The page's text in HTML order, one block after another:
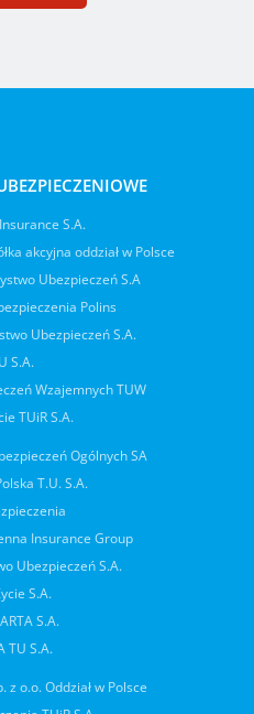
S.A.
akcyjna oddział w Polsce
Ubezpieczeń S.A
Polins
Ubezpieczeń S.A.
S.A.
Wzajemnych TUW
TUiR S.A.
Ogólnych SA
T.U. S.A.
Insurance Group
Ubezpieczeń S.A.
S.A.
S.A.
TU S.A.
z o.o. Oddział w Polsce